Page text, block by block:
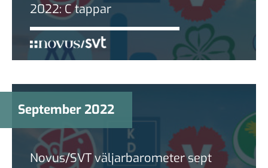
2022: C tappar
September 2022
Novus/SVT väljarbarometer sept